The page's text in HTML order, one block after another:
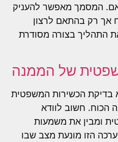
המסמך מאפשר להעניק
אך רק בהתאם לרצון
התהליך בצורה מסודרת
של הממנה
בדיקת הכשירות המשפטית
חשוב לוודא
ומבין את משמעות
הזו מונעת מצב שבו